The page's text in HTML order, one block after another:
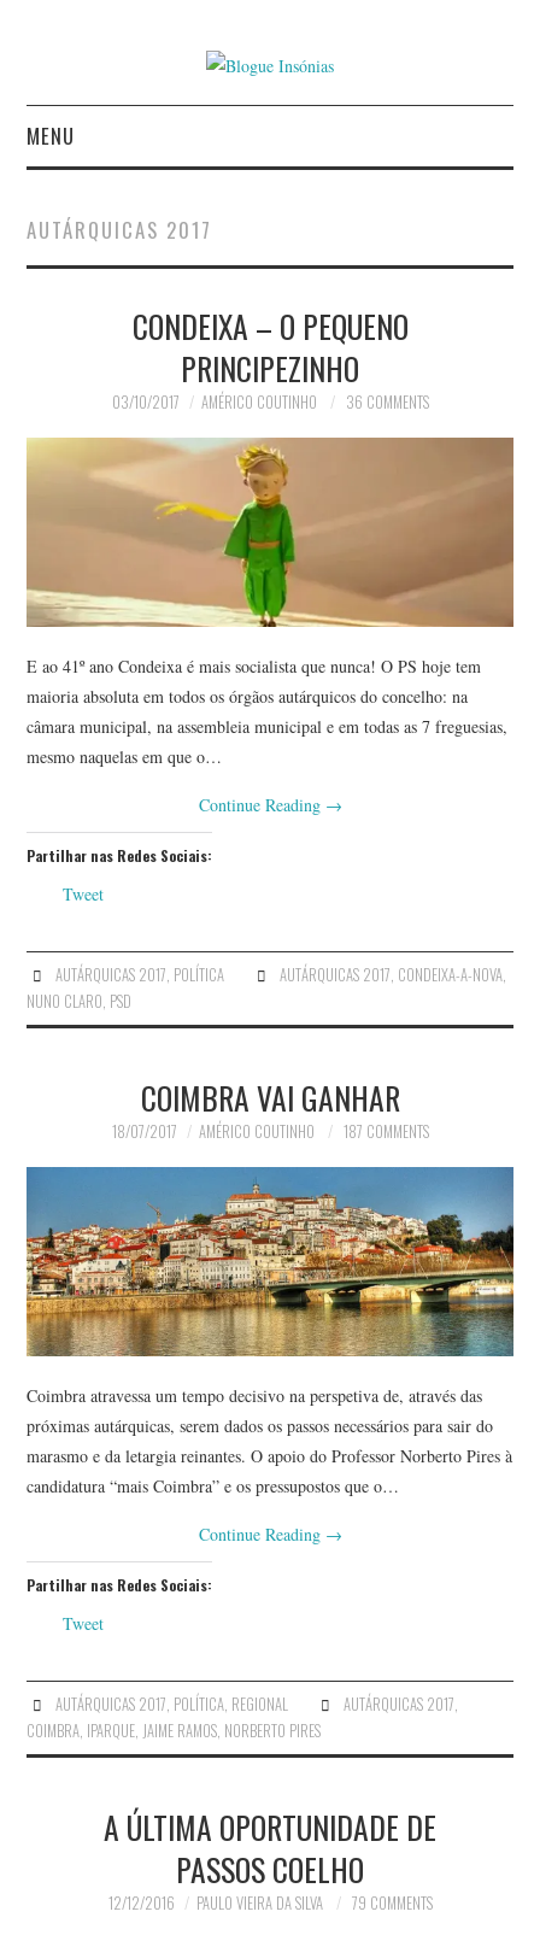
MENU
AUTORES
CONTACTO
PRIVACIDADE
AUTÁRQUICAS 2017
CONDEIXA – O PEQUENO
PRINCIPEZINHO
03/10/2017 AMÉRICO COUTINHO 36 COMMENTS
E ao 41º ano Condeixa é mais socialista que nunca! O PS hoje tem
maioria absoluta em todos os órgãos autárquicos do concelho: na
câmara municipal, na assembleia municipal e em todas as 7 freguesias,
mesmo naquelas em que o…
Continue Reading →
Partilhar nas Redes Sociais:
Tweet
AUTÁRQUICAS 2017, POLÍTICA AUTÁRQUICAS 2017, CONDEIXA-A-NOVA,
NUNO CLARO, PSD
COIMBRA VAI GANHAR
18/07/2017 AMÉRICO COUTINHO 187 COMMENTS
Coimbra atravessa um tempo decisivo na perspetiva de, através das
próximas autárquicas, serem dados os passos necessários para sair do
marasmo e da letargia reinantes. O apoio do Professor Norberto Pires à
candidatura “mais Coimbra” e os pressupostos que o…
Continue Reading →
Partilhar nas Redes Sociais:
Tweet
AUTÁRQUICAS 2017, POLÍTICA, REGIONAL AUTÁRQUICAS 2017,
COIMBRA, IPARQUE, JAIME RAMOS, NORBERTO PIRES
A ÚLTIMA OPORTUNIDADE DE
PASSOS COELHO
12/12/2016 PAULO VIEIRA DA SILVA 79 COMMENTS